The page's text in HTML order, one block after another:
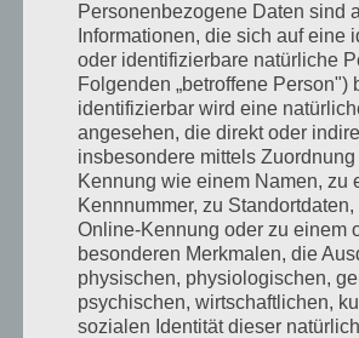
Bratklopse. Sie blieb nicht lange,
meinem Stiefvater im Wohnzimmer
zum Abschied unsanft auf die
aufmunternd gemeint war.
»Is‘ beides drin, Käse und Speck.«,
versuchte mir zuzuzwinkern, was ihr
Dieses Mal brachten die Bratklopse
wieder ins Gleichgewicht.
Personenbezogene Daten sind
Informationen, die sich auf eine
oder identifizierbare natürliche
Folgenden „betroffene Person")
identifizierbar wird eine
angesehen, die direkt oder
insbesondere mittels
Kennung wie einem Namen, zu
Kennnummer, zu
Online-Kennung oder zu einem
besonderen Merkmalen, die
physischen, physiologischen,
psychischen, wirtschaftlichen,
sozialen Identität dieser